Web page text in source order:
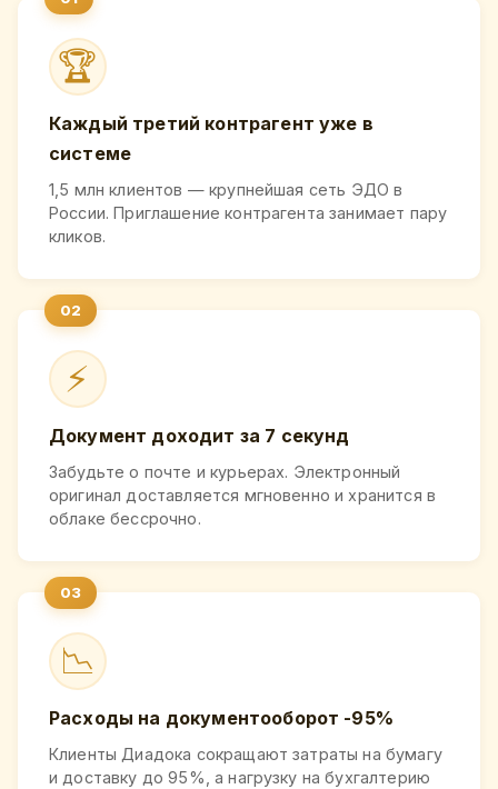
🏆
Каждый третий контрагент уже в
системе
1,5 млн клиентов — крупнейшая сеть ЭДО в
России. Приглашение контрагента занимает пару
кликов.
⚡
Документ доходит за 7 секунд
Забудьте о почте и курьерах. Электронный
оригинал доставляется мгновенно и хранится в
облаке бессрочно.
📉
Расходы на документооборот -95%
Клиенты Диадока сокращают затраты на бумагу
и доставку до 95%, а нагрузку на бухгалтерию